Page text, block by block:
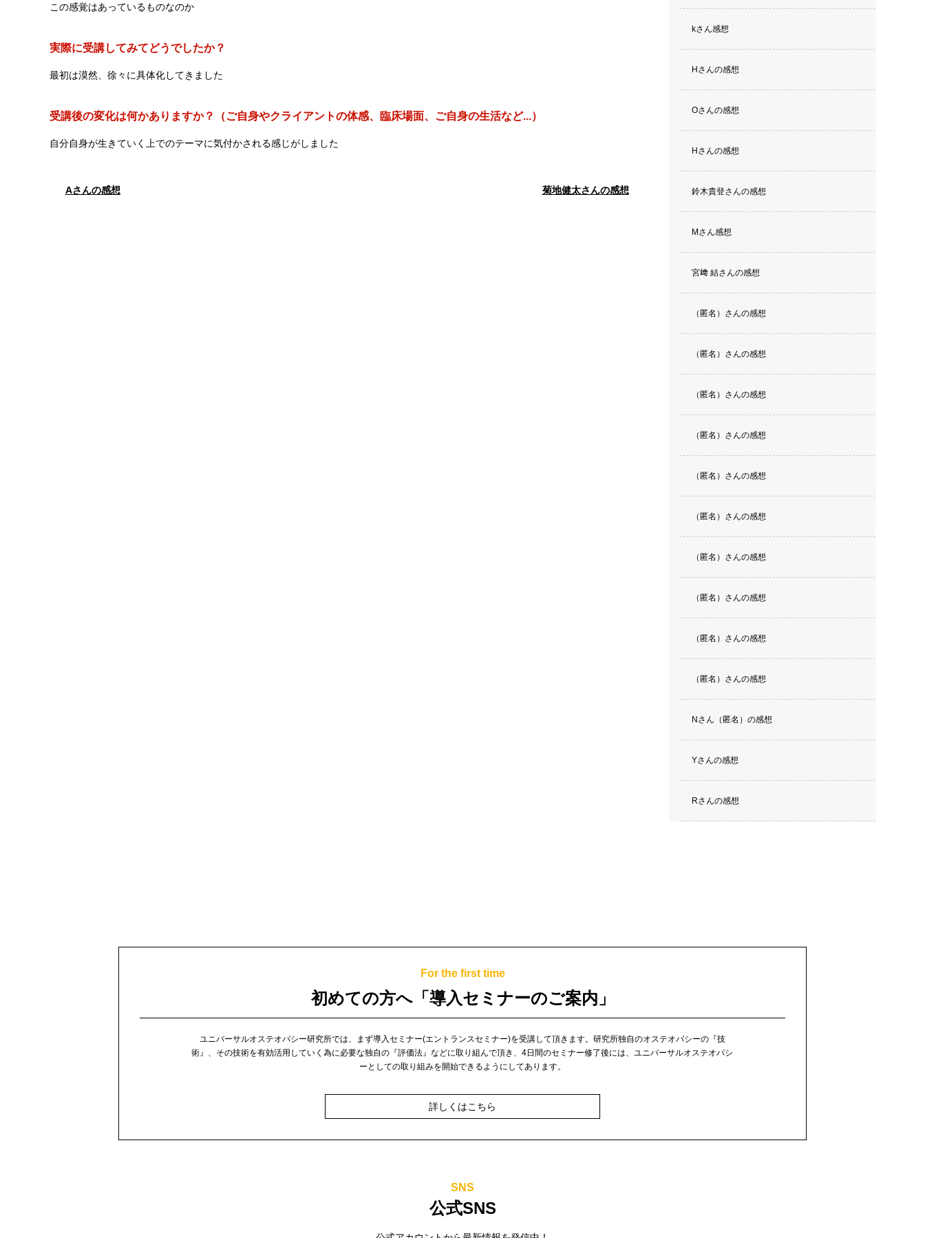
この感覚はあっているものなのか
実際に受講してみてどうでしたか？
最初は漠然、徐々に具体化してきました
受講後の変化は何かありますか？（ご自身やクライアントの体感、臨床場面、ご自身の生活など...）
自分自身が生きていく上でのテーマに気付かされる感じがしました
Aさんの感想 菊地健太さんの感想
kさん感想
Hさんの感想
Oさんの感想
Hさんの感想
鈴木貴登さんの感想
Mさん感想
宮﨑 結さんの感想
（匿名）さんの感想
（匿名）さんの感想
（匿名）さんの感想
（匿名）さんの感想
（匿名）さんの感想
（匿名）さんの感想
（匿名）さんの感想
（匿名）さんの感想
（匿名）さんの感想
（匿名）さんの感想
Nさん（匿名）の感想
Yさんの感想
Rさんの感想
For the first time
初めての方へ「導入セミナーのご案内」
ユニバーサルオステオパシー研究所では、まず導入セミナー(エントランスセミナー)を受講して頂きます。 研究所独自のオステオパシーの『技
術』、その技術を有効活用していく為に必要な独自の『評価法』などに取り組んで頂き、4日間のセミナー修了後には、ユニバーサルオステオパシ
ーとしての取り組みを開始できるようにしてあります。
詳しくはこちら
SNS
公式SNS